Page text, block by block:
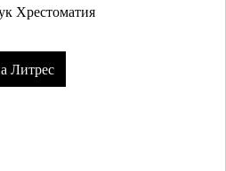
Хрестоматия
Литрес